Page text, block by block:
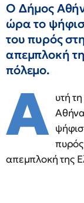
Ο Δήμος
ώρα το
του πυρός
απεμπλοκή
πόλεμο.
Α υτή
πυρός
απεμπλοκή της